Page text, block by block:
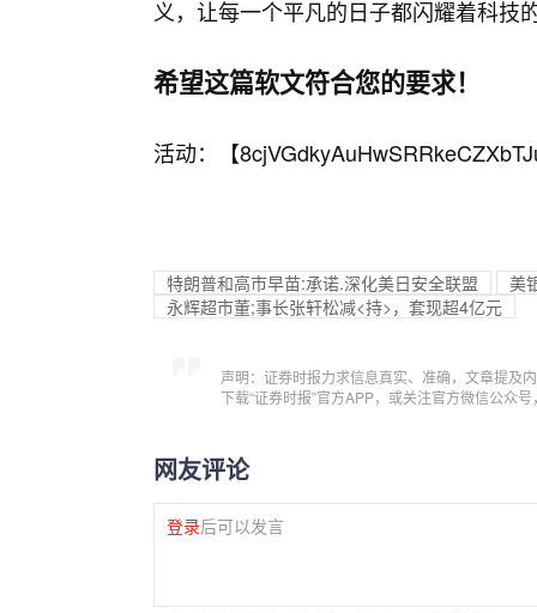
义，让每一个平凡的日子都闪耀着科技
希望这篇软文符合您的要求！
活动：【
特朗普和高市早苗:承诺.深化美日安全联盟
美
永辉超市董;事长张轩松减<持>，套现超4亿元
声明：证券时报力求信息真实、准确，文章提及
下载“证券时报”官方APP，或关注官方微信公众
网友评论
登录后可以发言